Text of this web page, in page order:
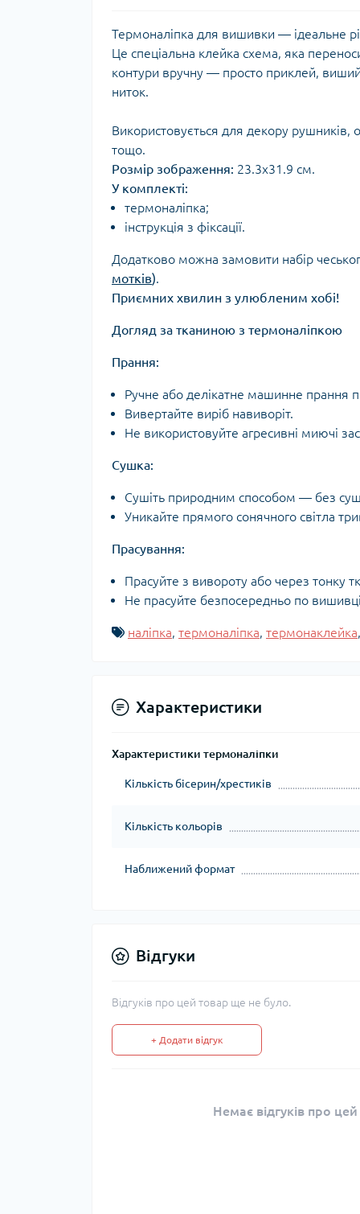
Термоналіпка для вишивки — ідеальне
Це спеціальна клейка схема, яка
контури вручну — просто приклей, виший
ниток.
Використовується для декору рушників,
тощо.
Розмір зображення: 23.3х31.9 см.
У комплекті:
термоналіпка;
інструкція з фіксації.
Додатково можна замовити набір
мотків).
Приємних хвилин з улюбленим хобі!
Догляд за тканиною з термоналіпкою
Прання:
Ручне або делікатне машинне прання
Вивертайте виріб навиворіт.
Не використовуйте агресивні миючі
Сушка:
Сушіть природним способом — без
Уникайте прямого сонячного світла
Прасування:
Прасуйте з вивороту або через тонку
Не прасуйте безпосередньо по
наліпка, термоналіпка, термонаклейка
Характеристики
Характеристики термоналіпки
Кількість бісерин/хрестиків
Кількість кольорів
Наближений формат
Відгуки
Відгуків про цей товар ще не було.
+ Додати відгук
Немає відгуків про